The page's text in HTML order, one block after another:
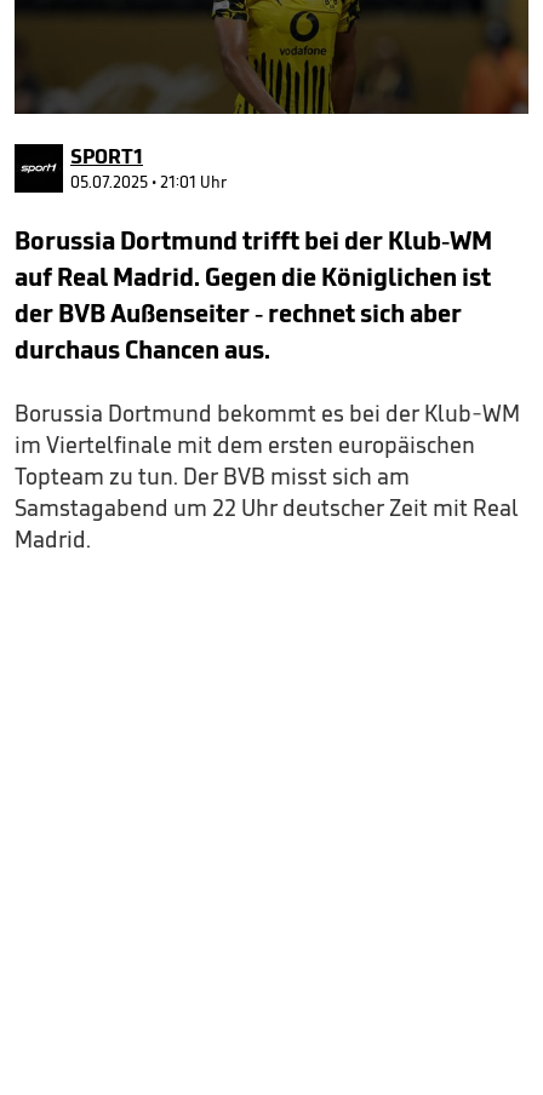
seconds
of
minute,
second
SPORT1
05.07.2025 • 21:01 Uhr
Borussia Dortmund trifft bei der Klub-WM
auf Real Madrid. Gegen die Königlichen ist
der BVB Außenseiter - rechnet sich aber
durchaus Chancen aus.
Borussia Dortmund bekommt es bei der Klub-WM
im Viertelfinale mit dem ersten europäischen
Topteam zu tun. Der BVB misst sich am
Samstagabend um 22 Uhr deutscher Zeit mit Real
Madrid.